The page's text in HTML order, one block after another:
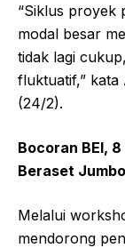
“Siklus proyek
modal besar
tidak lagi
fluktuatif,” kata
(24/2).
Bocoran BEI,
Beraset Jumbo
Melalui
mendorong